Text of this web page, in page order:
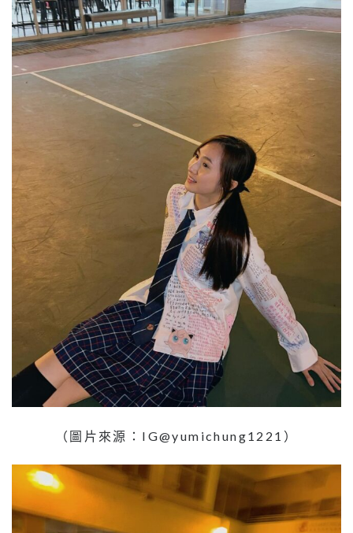
（圖片來源：IG@yumichung1221）